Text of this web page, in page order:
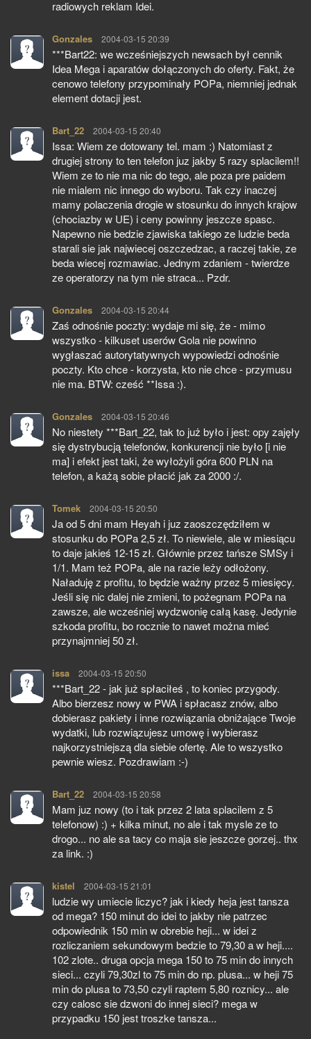
radiowych reklam Idei.
Gonzales pisze:
2004-03-15 20:39
***Bart22: we wcześniejszych newsach był cennik
Idea Mega i aparatów dołączonych do oferty. Fakt, że
cenowo telefony przypominały POPa, niemniej jednak
element dotacji jest.
Bart_22 pisze:
2004-03-15 20:40
Issa: Wiem ze dotowany tel. mam :) Natomiast z
drugiej strony to ten telefon juz jakby 5 razy splacilem!!
Wiem ze to nie ma nic do tego, ale poza pre paidem
nie mialem nic innego do wyboru. Tak czy inaczej
mamy polaczenia drogie w stosunku do innych krajow
(chociazby w UE) i ceny powinny jeszcze spasc.
Napewno nie bedzie zjawiska takiego ze ludzie beda
starali sie jak najwiecej oszczedzac, a raczej takie, ze
beda wiecej rozmawiac. Jednym zdaniem - twierdze
ze operatorzy na tym nie straca... Pzdr.
Gonzales pisze:
2004-03-15 20:44
Zaś odnośnie poczty: wydaje mi się, że - mimo
wszystko - kilkuset userów Gola nie powinno
wygłaszać autorytatywnych wypowiedzi odnośnie
poczty. Kto chce - korzysta, kto nie chce - przymusu
nie ma. BTW: cześć **Issa :).
Gonzales pisze:
2004-03-15 20:46
No niestety ***Bart_22, tak to już było i jest: opy zajęły
się dystrybucją telefonów, konkurencji nie było [i nie
ma] i efekt jest taki, że wyłożyli góra 600 PLN na
telefon, a każą sobie płacić jak za 2000 :/.
Tomek pisze:
2004-03-15 20:50
Ja od 5 dni mam Heyah i juz zaoszczędziłem w
stosunku do POPa 2,5 zł. To niewiele, ale w miesiącu
to daje jakieś 12-15 zł. Głównie przez tańsze SMSy i
1/1. Mam też POPa, ale na razie leży odłożony.
Naładuję z profitu, to będzie ważny przez 5 miesięcy.
Jeśli się nic dalej nie zmieni, to pożegnam POPa na
zawsze, ale wcześniej wydzwonię całą kasę. Jedynie
szkoda profitu, bo rocznie to nawet można mieć
przynajmniej 50 zł.
issa pisze:
2004-03-15 20:50
***Bart_22 - jak już spłaciłeś , to koniec przygody.
Albo bierzesz nowy w PWA i spłacasz znów, albo
dobierasz pakiety i inne rozwiązania obniżające Twoje
wydatki, lub rozwiązujesz umowę i wybierasz
najkorzystniejszą dla siebie ofertę. Ale to wszystko
pewnie wiesz. Pozdrawiam :-)
Bart_22 pisze:
2004-03-15 20:58
Mam juz nowy (to i tak przez 2 lata splacilem z 5
telefonow) :) + kilka minut, no ale i tak mysle ze to
drogo... no ale sa tacy co maja sie jeszcze gorzej.. thx
za link. :)
kistel pisze:
2004-03-15 21:01
ludzie wy umiecie liczyc? jak i kiedy heja jest tansza
od mega? 150 minut do idei to jakby nie patrzec
odpowiednik 150 min w obrebie heji... w idei z
rozliczaniem sekundowym bedzie to 79,30 a w heji....
102 zlote.. druga opcja mega 150 to 75 min do innych
sieci... czyli 79,30zl to 75 min do np. plusa... w heji 75
min do plusa to 73,50 czyli raptem 5,80 roznicy... ale
czy calosc sie dzwoni do innej sieci? mega w
przypadku 150 jest troszke tansza...